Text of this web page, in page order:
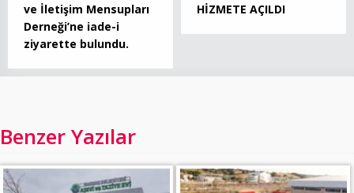
ve İletişim Mensupları
Derneği’ne iade-i
ziyarette bulundu.
HİZMETE AÇILDI
Benzer Yazılar